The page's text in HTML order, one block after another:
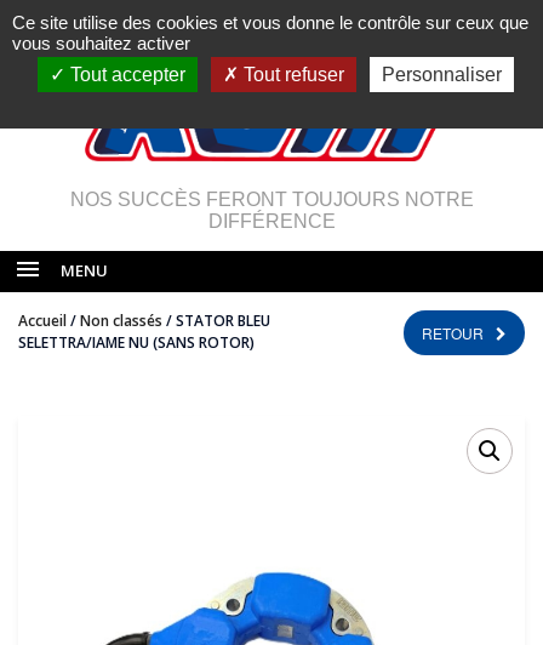
NOS SUCCÈS FERONT TOUJOURS NOTRE
DIFFÉRENCE
MENU
Accueil/Non classés / STATOR BLEU
SELETTRA/IAME NU (SANS ROTOR)
RETOUR
Ce site utilise des cookies et vous donne le contrôle sur ceux que
vous souhaitez activer
Tout accepter
Tout refuser Personnaliser